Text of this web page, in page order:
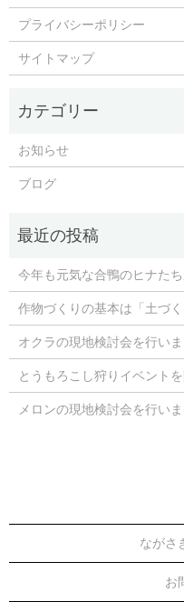
プライバシーポリシー
サイトマップ
お知らせ
ブログ
今年も元気な合鴨のヒナたち
作物づくりの基本は「土づ
オクラの現地検討会を行いま
とうもろこし狩りイベントを
メロンの現地検討会を行いま
ながさ
お